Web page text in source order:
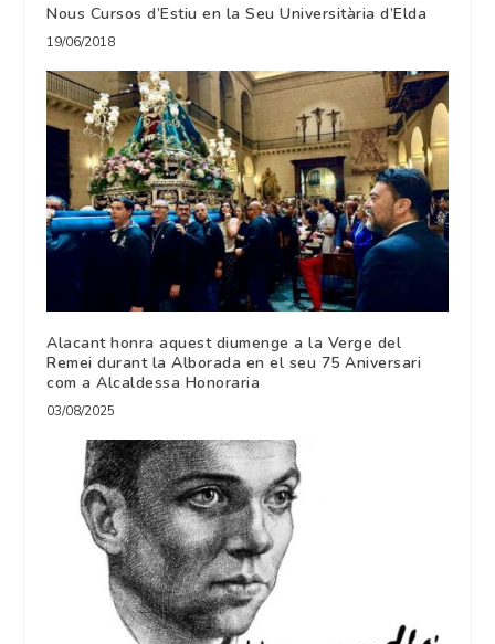
Nous Cursos d’Estiu en la Seu Universitària d’Elda
19/06/2018
Alacant honra aquest diumenge a la Verge del
Remei durant la Alborada en el seu 75 Aniversari
com a Alcaldessa Honoraria
03/08/2025